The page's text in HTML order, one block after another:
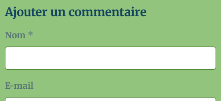
Ajouter un commentaire
Nom
E-mail